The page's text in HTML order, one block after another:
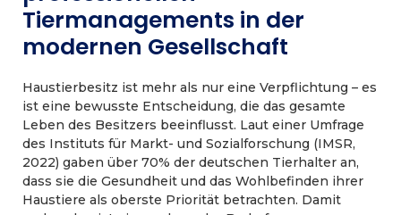
Tiermanagements in der
modernen Gesellschaft
Haustierbesitz ist mehr als nur eine Verpflichtung – es
ist eine bewusste Entscheidung, die das gesamte
Leben des Besitzers beeinflusst. Laut einer Umfrage
des Instituts für Markt- und Sozialforschung (IMSR,
2022) gaben über 70% der deutschen Tierhalter an,
dass sie die Gesundheit und das Wohlbefinden ihrer
Haustiere als oberste Priorität betrachten. Damit